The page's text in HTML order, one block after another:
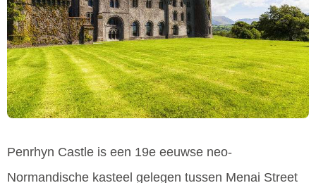
Penrhyn Castle is een 19e eeuwse neo-
Normandische kasteel gelegen tussen Menai Street